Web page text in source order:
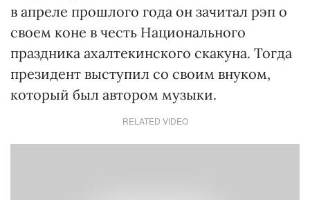
в апреле прошлого года он зачитал рэп о
своем коне в честь Национального
праздника ахалтекинского скакуна. Тогда
президент выступил со своим внуком,
который был автором музыки.
RELATED VIDEO